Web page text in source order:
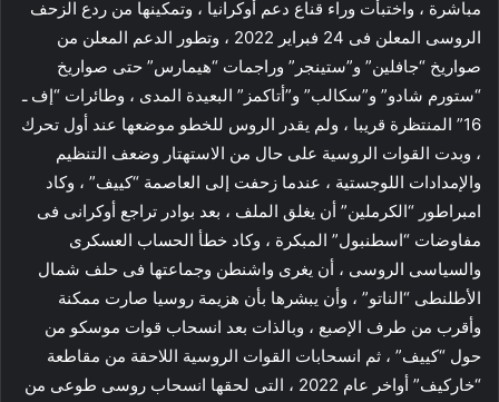
مباشرة ، واختبأت وراء قناع دعم أوكرانيا ، وتمكينها من ردع الزحف
الروسى المعلن فى 24 فبراير 2022 ، وتطور الدعم المعلن من
صواريخ “جافلين” و”ستينجر” وراجمات “هيمارس” حتى صواريخ
“ستورم شادو” و”سكالب” و”أتاكمز” البعيدة المدى ، وطائرات “إف ـ
16” المنتظرة قريبا ، ولم يقدر الروس للخطو موضعها عند أول تحرك
، وبدت القوات الروسية على حال من الاستهتار وضعف التنظيم
والإمدادات اللوجستية ، عندما زحفت إلى العاصمة “كييف” ، وكاد
امبراطور “الكرملين” أن يغلق الملف ، بعد بوادر تراجع أوكرانى فى
مفاوضات “اسطنبول” المبكرة ، وكاد خطأ الحساب العسكرى
والسياسى الروسى ، أن يغرى واشنطن وجماعتها فى حلف شمال
الأطلنطى “الناتو” ، وأن يبشرها بأن هزيمة روسيا صارت ممكنة
وأقرب من طرف الإصبع ، وبالذات بعد انسحاب قوات موسكو من
حول “كييف” ، ثم انسحابات القوات الروسية اللاحقة من مقاطعة
“خاركيف” أواخر عام 2022 ، التى لحقها انسحاب روسى طوعى من